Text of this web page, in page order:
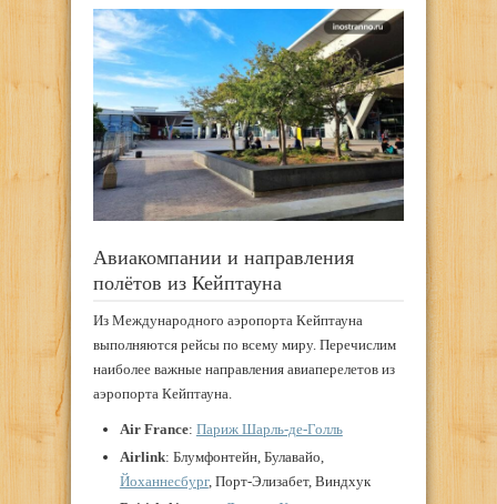
Авиакомпании и направления
полётов из Кейптауна
Из Международного аэропорта Кейптауна
выполняются рейсы по всему миру. Перечислим
наиболее важные направления авиаперелетов из
аэропорта Кейптауна.
Air France: Париж Шарль-де-Голль
Airlink: Блумфонтейн, Булавайо,
Йоханнесбург, Порт-Элизабет, Виндхук